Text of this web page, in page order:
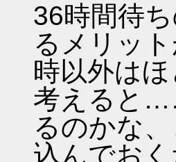
36時間待
るメリッ
時以外は
考えると
るのかな
込んでお